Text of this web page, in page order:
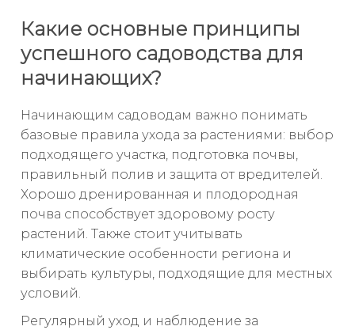
Какие основные принципы
успешного садоводства для
начинающих?
Начинающим садоводам важно понимать
базовые правила ухода за растениями: выбор
подходящего участка, подготовка почвы,
правильный полив и защита от вредителей.
Хорошо дренированная и плодородная
почва способствует здоровому росту
растений. Также стоит учитывать
климатические особенности региона и
выбирать культуры, подходящие для местных
условий.
Регулярный уход и наблюдение за